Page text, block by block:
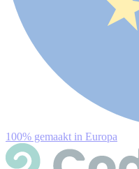
100% gemaakt in Europa